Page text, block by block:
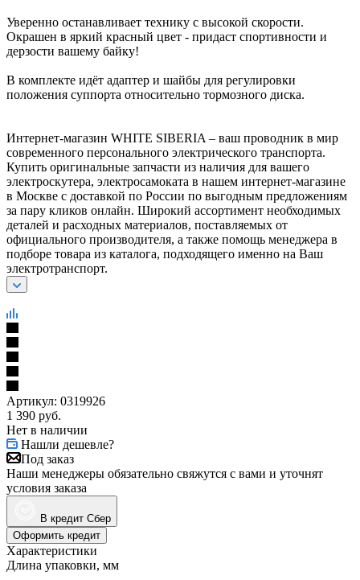
Уверенно останавливает технику с высокой скорости.
Окрашен в яркий красный цвет - придаст спортивности и
дерзости вашему байку!
В комплекте идёт адаптер и шайбы для регулировки
положения суппорта относительно тормозного диска.
Интернет-магазин WHITE SIBERIA – ваш проводник в мир
современного персонального электрического транспорта.
Купить оригинальные запчасти из наличия для вашего
электроскутера, электросамоката в нашем интернет-магазине
в Москве с доставкой по России по выгодным предложениям
за пару кликов онлайн. Широкий ассортимент необходимых
деталей и расходных материалов, поставляемых от
официального производителя, а также помощь менеджера в
подборе товара из каталога, подходящего именно на Ваш
электротранспорт.
Артикул: 0319926
1 390 руб.
Нет в наличии
Нашли дешевле?
Под заказ
Наши менеджеры обязательно свяжутся с вами и уточнят
условия заказа
В кредит Сбер
Оформить кредит
Характеристики
Длина упаковки, мм